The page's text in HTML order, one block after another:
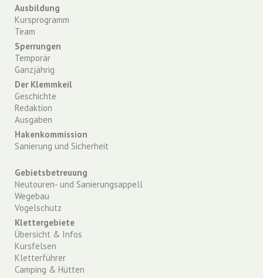
Ausbildung
Kursprogramm
Team
Sperrungen
Temporär
Ganzjährig
Der Klemmkeil
Geschichte
Redaktion
Ausgaben
Hakenkommission
Sanierung und Sicherheit
Gebietsbetreuung
Neutouren- und Sanierungsappell
Wegebau
Vogelschutz
Klettergebiete
Übersicht & Infos
Kursfelsen
Kletterführer
Camping & Hütten